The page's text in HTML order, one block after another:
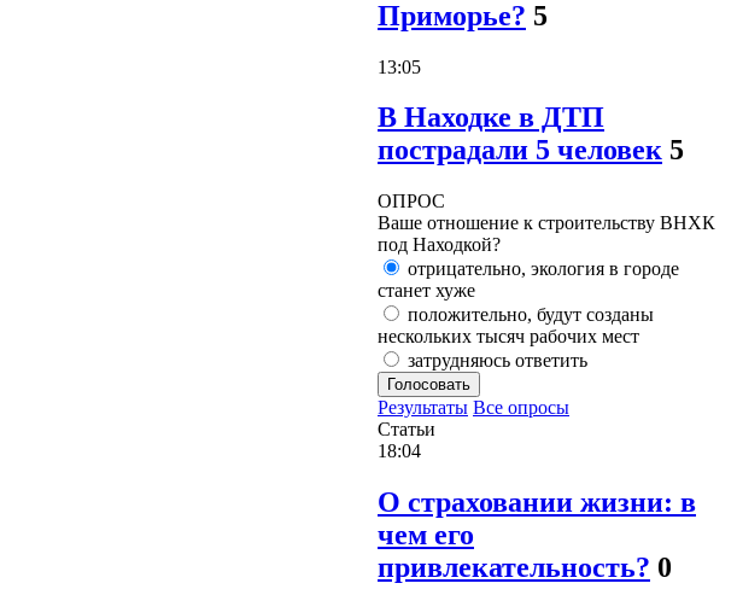
Приморье? 5
13:05
В Находке в ДТП
пострадали 5 человек 5
ОПРОС
Ваше отношение к строительству ВНХК
под Находкой?
отрицательно, экология в городе
станет хуже
положительно, будут созданы
нескольких тысяч рабочих мест
затрудняюсь ответить
Голосовать
Результаты Все опросы
Статьи
18:04
О страховании жизни: в
чем его
привлекательность? 0